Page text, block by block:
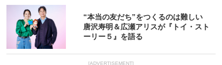
“本当の友だち”をつくるのは難しい
唐沢寿明＆広瀬アリスが『トイ・スト
ーリー５』を語る
[ADVERTISEMENT]